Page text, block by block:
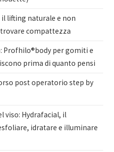
il lifting naturale e non
compattezza
Profhilo®body per gomiti e
prima di quanto pensi
post operatorio step by
viso: Hydrafacial, il
idratare e illuminare